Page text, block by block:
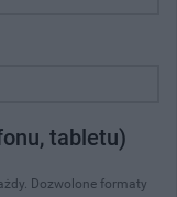
tabletu)
Dozwolone formaty